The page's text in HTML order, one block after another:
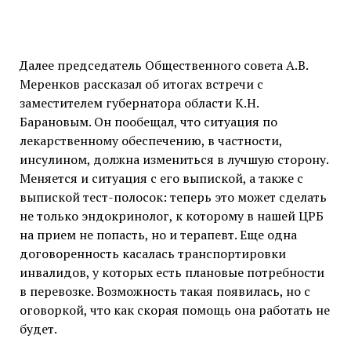
Далее председатель Общественного совета А.В.
Меренков рассказал об итогах встречи с
заместителем губернатора области К.Н.
Барановым. Он пообещал, что ситуация по
лекарственному обеспечению, в частности,
инсулином, должна измениться в лучшую сторону.
Меняется и ситуация с его выпиской, а также с
выпиской тест-полосок: теперь это может сделать
не только эндокринолог, к которому в нашей ЦРБ
на прием не попасть, но и терапевт. Еще одна
договоренность касалась транспортировки
инвалидов, у которых есть плановые потребности
в перевозке. Возможность такая появилась, но с
оговоркой, что как скорая помощь она работать не
будет.